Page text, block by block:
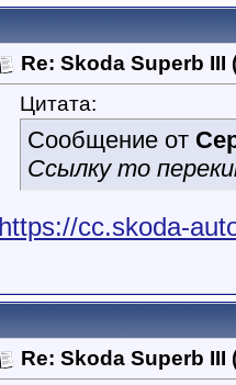
Re: Skoda Superb III
Цитата:
Сообщение от
Ссылку то
https://cc.skoda-
Re: Skoda Superb III